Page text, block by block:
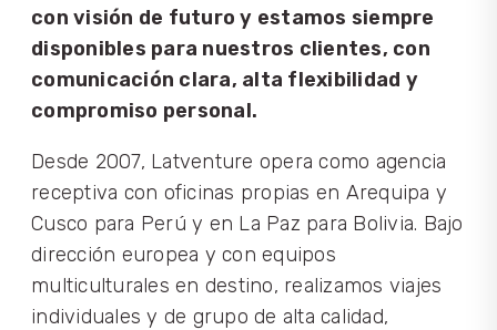
con visión de futuro y estamos siempre
disponibles para nuestros clientes, con
comunicación clara, alta flexibilidad y
compromiso personal.
Desde 2007, Latventure opera como agencia
receptiva con oficinas propias en Arequipa y
Cusco para Perú y en La Paz para Bolivia. Bajo
dirección europea y con equipos
multiculturales en destino, realizamos viajes
individuales y de grupo de alta calidad,